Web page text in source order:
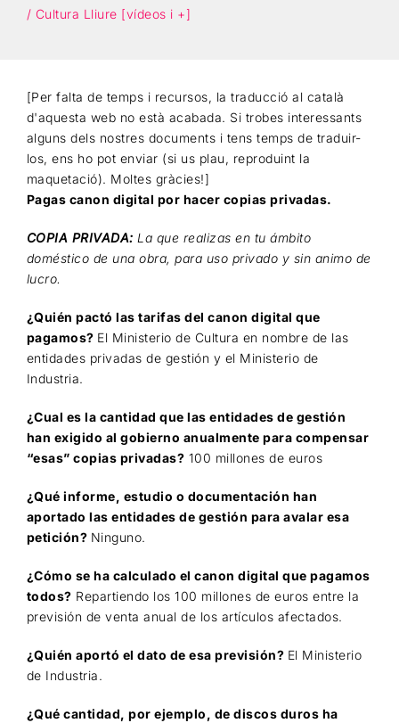
/ Cultura Lliure [vídeos i +]
[Per falta de temps i recursos, la traducció al català
d'aquesta web no està acabada. Si trobes interessants
alguns dels nostres documents i tens temps de traduir-
los, ens ho pot enviar (si us plau, reproduint la
maquetació). Moltes gràcies!]
Pagas canon digital por hacer copias privadas.
COPIA PRIVADA: La que realizas en tu ámbito
doméstico de una obra, para uso privado y sin animo de
lucro.
¿Quién pactó las tarifas del canon digital que
pagamos? El Ministerio de Cultura en nombre de las
entidades privadas de gestión y el Ministerio de
Industria.
¿Cual es la cantidad que las entidades de gestión
han exigido al gobierno anualmente para compensar
“esas” copias privadas? 100 millones de euros
¿Qué informe, estudio o documentación han
aportado las entidades de gestión para avalar esa
petición? Ninguno.
¿Cómo se ha calculado el canon digital que pagamos
todos? Repartiendo los 100 millones de euros entre la
previsión de venta anual de los artículos afectados.
¿Quién aportó el dato de esa previsión? El Ministerio
de Industria.
¿Qué cantidad, por ejemplo, de discos duros ha